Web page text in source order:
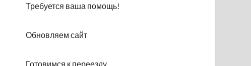
Требуется ваша помощь!
Обновляем сайт
Готовимся к переезду